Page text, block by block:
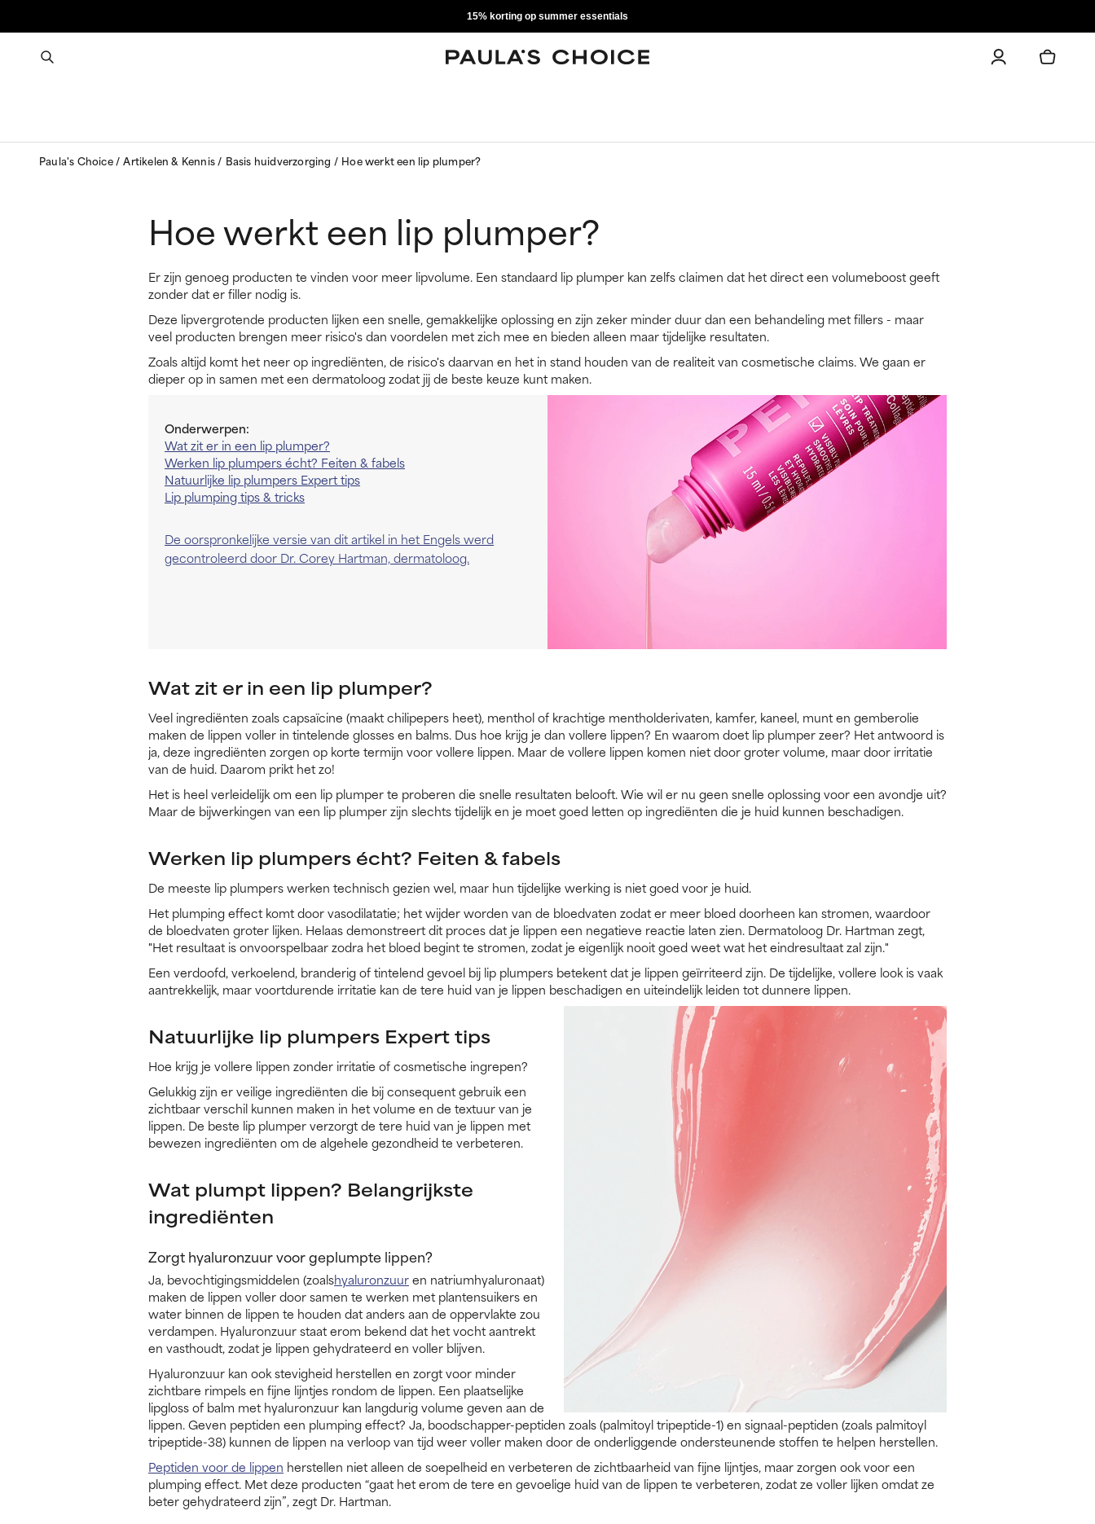
15% korting op summer essentials
Paula's Choice Artikelen & Kennis Basis huidverzorging Hoe werkt een lip plumper?
Hoe werkt een lip plumper?
Er zijn genoeg producten te vinden voor meer lipvolume. Een standaard lip plumper kan zelfs claimen dat het direct een volumeboost geeft
zonder dat er filler nodig is.
Deze lipvergrotende producten lijken een snelle, gemakkelijke oplossing en zijn zeker minder duur dan een behandeling met fillers - maar
veel producten brengen meer risico's dan voordelen met zich mee en bieden alleen maar tijdelijke resultaten.
Zoals altijd komt het neer op ingrediënten, de risico's daarvan en het in stand houden van de realiteit van cosmetische claims. We gaan er
dieper op in samen met een dermatoloog zodat jij de beste keuze kunt maken.
Onderwerpen:
Wat zit er in een lip plumper?
Werken lip plumpers écht? Feiten & fabels
Natuurlijke lip plumpers Expert tips
Lip plumping tips & tricks
De oorspronkelijke versie van dit artikel in het Engels werd
gecontroleerd door Dr. Corey Hartman, dermatoloog.
Wat zit er in een lip plumper?
Veel ingrediënten zoals capsaïcine (maakt chilipepers heet), menthol of krachtige mentholderivaten, kamfer, kaneel, munt en gemberolie
maken de lippen voller in tintelende glosses en balms. Dus hoe krijg je dan vollere lippen? En waarom doet lip plumper zeer? Het antwoord is
ja, deze ingrediënten zorgen op korte termijn voor vollere lippen. Maar de vollere lippen komen niet door groter volume, maar door irritatie
van de huid. Daarom prikt het zo!
Het is heel verleidelijk om een lip plumper te proberen die snelle resultaten belooft. Wie wil er nu geen snelle oplossing voor een avondje uit?
Maar de bijwerkingen van een lip plumper zijn slechts tijdelijk en je moet goed letten op ingrediënten die je huid kunnen beschadigen.
Werken lip plumpers écht? Feiten & fabels
De meeste lip plumpers werken technisch gezien wel, maar hun tijdelijke werking is niet goed voor je huid.
Het plumping effect komt door vasodilatatie; het wijder worden van de bloedvaten zodat er meer bloed doorheen kan stromen, waardoor
de bloedvaten groter lijken. Helaas demonstreert dit proces dat je lippen een negatieve reactie laten zien. Dermatoloog Dr. Hartman zegt,
"Het resultaat is onvoorspelbaar zodra het bloed begint te stromen, zodat je eigenlijk nooit goed weet wat het eindresultaat zal zijn."
Een verdoofd, verkoelend, branderig of tintelend gevoel bij lip plumpers betekent dat je lippen geïrriteerd zijn. De tijdelijke, vollere look is vaak
aantrekkelijk, maar voortdurende irritatie kan de tere huid van je lippen beschadigen en uiteindelijk leiden tot dunnere lippen.
Natuurlijke lip plumpers Expert tips
Hoe krijg je vollere lippen zonder irritatie of cosmetische ingrepen?
Gelukkig zijn er veilige ingrediënten die bij consequent gebruik een
zichtbaar verschil kunnen maken in het volume en de textuur van je
lippen. De beste lip plumper verzorgt de tere huid van je lippen met
bewezen ingrediënten om de algehele gezondheid te verbeteren.
Wat plumpt lippen? Belangrijkste
ingrediënten
Zorgt hyaluronzuur voor geplumpte lippen?
Ja, bevochtigingsmiddelen (zoalshyaluronzuuren natriumhyaluronaat)
maken de lippen voller door samen te werken met plantensuikers en
water binnen de lippen te houden dat anders aan de oppervlakte zou
verdampen. Hyaluronzuur staat erom bekend dat het vocht aantrekt
en vasthoudt, zodat je lippen gehydrateerd en voller blijven.
Hyaluronzuur kan ook stevigheid herstellen en zorgt voor minder
zichtbare rimpels en fijne lijntjes rondom de lippen. Een plaatselijke
lipgloss of balm met hyaluronzuur kan langdurig volume geven aan de
lippen. Geven peptiden een plumping effect? Ja, boodschapper-peptiden zoals (palmitoyl tripeptide-1) en signaal-peptiden (zoals palmitoyl
tripeptide-38) kunnen de lippen na verloop van tijd weer voller maken door de onderliggende ondersteunende stoffen te helpen herstellen.
Peptiden voor de lippen herstellen niet alleen de soepelheid en verbeteren de zichtbaarheid van fijne lijntjes, maar zorgen ook voor een
plumping effect. Met deze producten “gaat het erom de tere en gevoelige huid van de lippen te verbeteren, zodat ze voller lijken omdat ze
beter gehydrateerd zijn”, zegt Dr. Hartman.